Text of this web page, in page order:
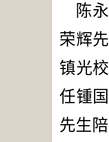
陈
荣辉
镇光
任锺
先生